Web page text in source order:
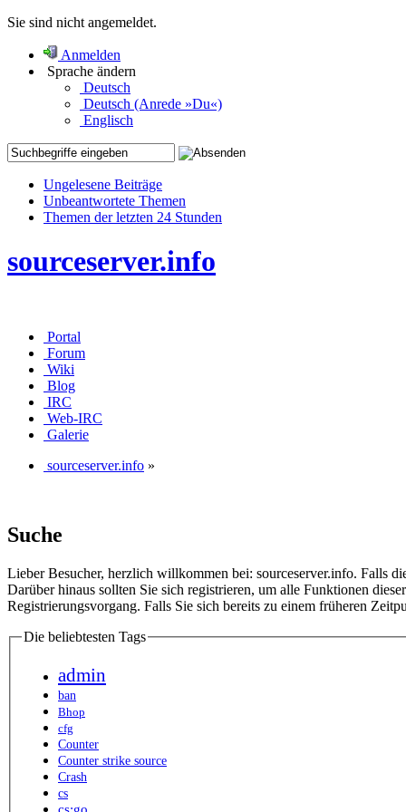
Sie sind nicht angemeldet.
Anmelden
Sprache ändern
Deutsch
Deutsch (Anrede »Du«)
Englisch
Ungelesene Beiträge
Unbeantwortete Themen
Themen der letzten 24 Stunden
sourceserver.info
Portal
Forum
Wiki
Blog
IRC
Web-IRC
Galerie
sourceserver.info »
Suche
Lieber Besucher, herzlich willkommen bei: sourceserver.info. Falls
Darüber hinaus sollten Sie sich registrieren, um alle Funktionen
Registrierungsvorgang. Falls Sie sich bereits zu einem früheren
Die beliebtesten Tags
admin
ban
Bhop
cfg
Counter
Counter strike source
Crash
cs